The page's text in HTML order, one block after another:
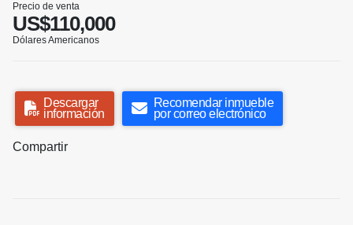
Precio de venta
US$110,000
Dólares Americanos
Descargar
información
Recomendar inmueble
por correo electrónico
Compartir